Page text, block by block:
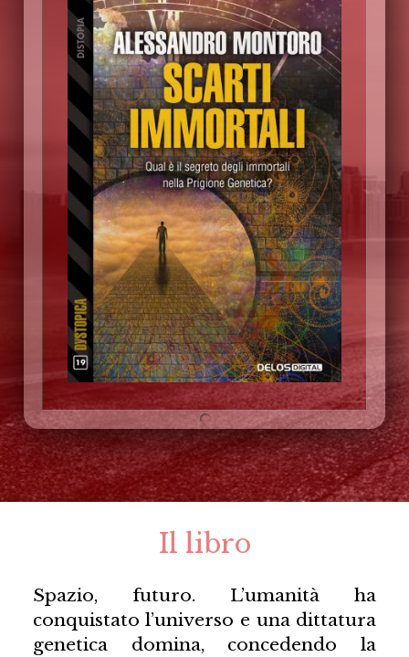
Il libro
Spazio, futuro. L’umanità ha
conquistato l’universo e una dittatura
genetica domina, concedendo la